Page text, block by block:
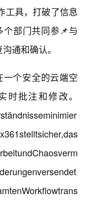
工具，打破了信息
部门共同参📌与
通和确认。
个安全的云端空
批注和修改。